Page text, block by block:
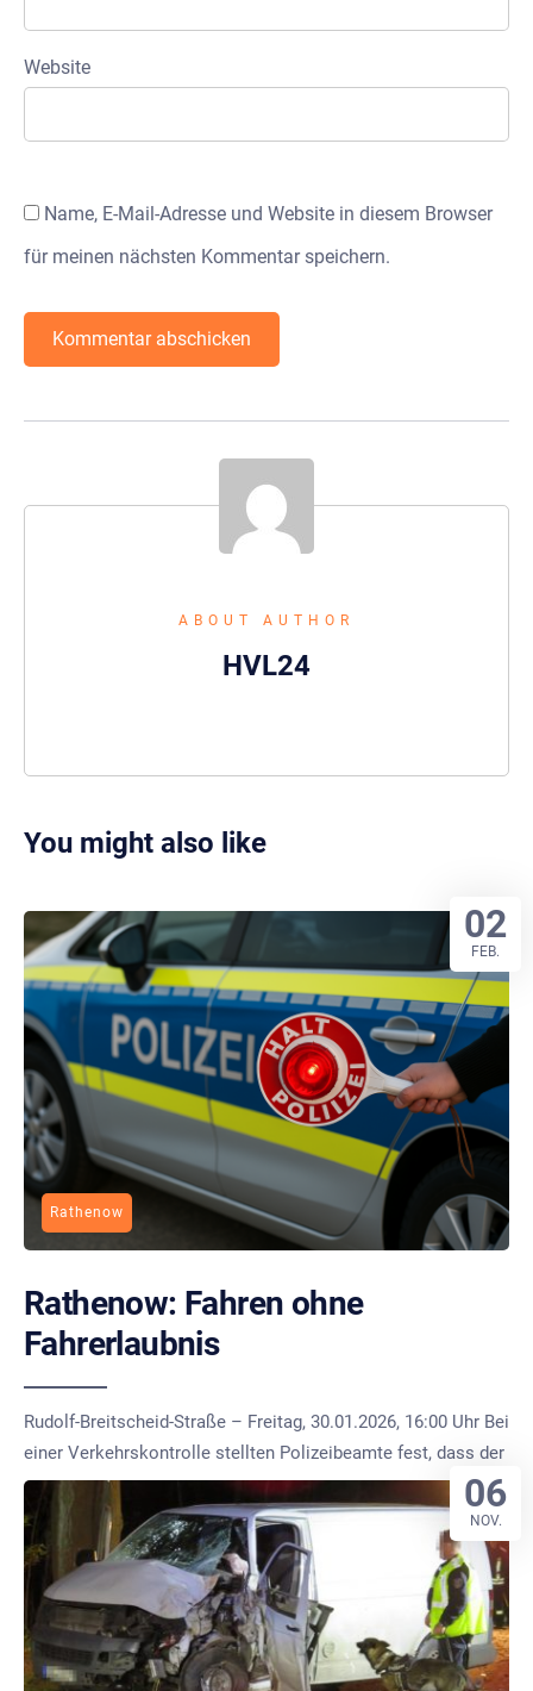
Website
Name, E-Mail-Adresse und Website in diesem Browser
für meinen nächsten Kommentar speichern.
ABOUT AUTHOR
HVL24
You might also like
Rathenow
Rathenow: Fahren ohne
Fahrerlaubnis
Rudolf-Breitscheid-Straße – Freitag, 30.01.2026, 16:00 Uhr Bei
einer Verkehrskontrolle stellten Polizeibeamte fest, dass der
02
FEB.
06
NOV.